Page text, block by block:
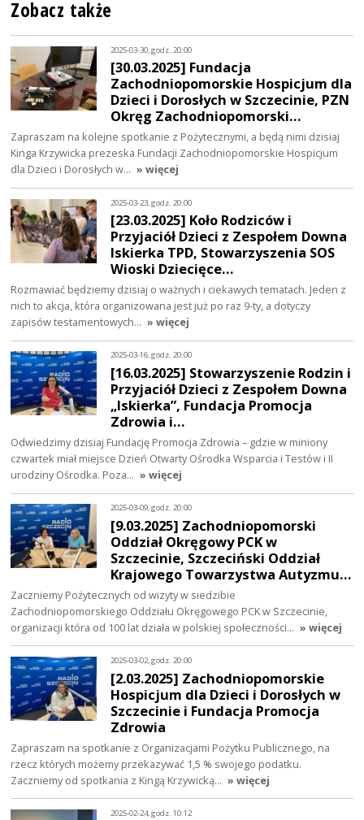
Zobacz także
2025-03-30, godz. 20:00
[30.03.2025] Fundacja
Zachodniopomorskie Hospicjum dla
Dzieci i Dorosłych w Szczecinie, PZN
Okręg Zachodniopomorski…
Zapraszam na kolejne spotkanie z Pożytecznymi, a będą nimi dzisiaj
Kinga Krzywicka prezeska Fundacji Zachodniopomorskie Hospicjum
dla Dzieci i Dorosłych w… » więcej
2025-03-23, godz. 20:00
[23.03.2025] Koło Rodziców i
Przyjaciół Dzieci z Zespołem Downa
Iskierka TPD, Stowarzyszenia SOS
Wioski Dziecięce…
Rozmawiać będziemy dzisiaj o ważnych i ciekawych tematach. Jeden z
nich to akcja, która organizowana jest już po raz 9-ty, a dotyczy
zapisów testamentowych… » więcej
2025-03-16, godz. 20:00
[16.03.2025] Stowarzyszenie Rodzin i
Przyjaciół Dzieci z Zespołem Downa
„Iskierka”, Fundacja Promocja
Zdrowia i…
Odwiedzimy dzisiaj Fundację Promocja Zdrowia – gdzie w miniony
czwartek miał miejsce Dzień Otwarty Ośrodka Wsparcia i Testów i II
urodziny Ośrodka. Poza… » więcej
2025-03-09, godz. 20:00
[9.03.2025] Zachodniopomorski
Oddział Okręgowy PCK w
Szczecinie, Szczeciński Oddział
Krajowego Towarzystwa Autyzmu…
Zaczniemy Pożytecznych od wizyty w siedzibie
Zachodniopomorskiego Oddziału Okręgowego PCK w Szczecinie,
organizacji która od 100 lat działa w polskiej społeczności… » więcej
2025-03-02, godz. 20:00
[2.03.2025] Zachodniopomorskie
Hospicjum dla Dzieci i Dorosłych w
Szczecinie i Fundacja Promocja
Zdrowia
Zapraszam na spotkanie z Organizacjami Pożytku Publicznego, na
rzecz których możemy przekazywać 1,5 % swojego podatku.
Zaczniemy od spotkania z Kingą Krzywicką… » więcej
2025-02-24, godz. 10:12